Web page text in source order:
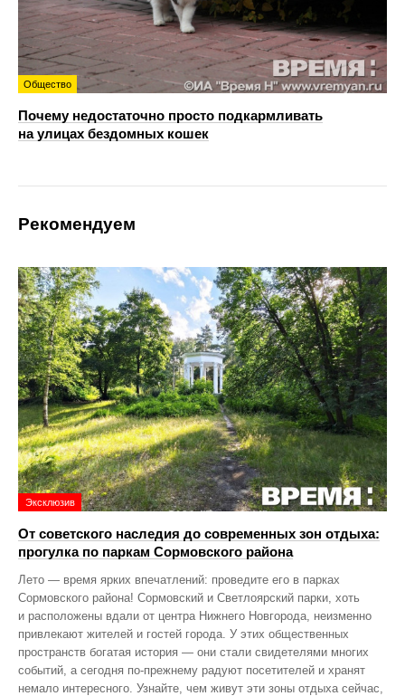
Общество
Почему недостаточно просто подкармливать
на улицах бездомных кошек
Рекомендуем
Эксклюзив
От советского наследия до современных зон отдыха:
прогулка по паркам Сормовского района
Лето — время ярких впечатлений: проведите его в парках
Сормовского района! Сормовский и Светлоярский парки, хоть
и расположены вдали от центра Нижнего Новгорода, неизменно
привлекают жителей и гостей города. У этих общественных
пространств богатая история — они стали свидетелями многих
событий, а сегодня по‑прежнему радуют посетителей и хранят
немало интересного. Узнайте, чем живут эти зоны отдыха сейчас,